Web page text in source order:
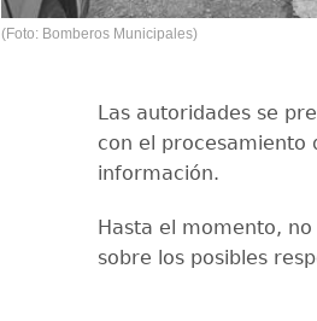
(Foto: Bomberos Municipales)
Las autoridades se
con el procesamiento
información.
Hasta el momento,
sobre los posibles